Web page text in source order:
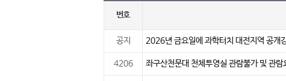
번호
공지 2026년 금요일에 과학터치 대전지역 공
4206 좌구산천문대 천체투영실 관람불가 및 관